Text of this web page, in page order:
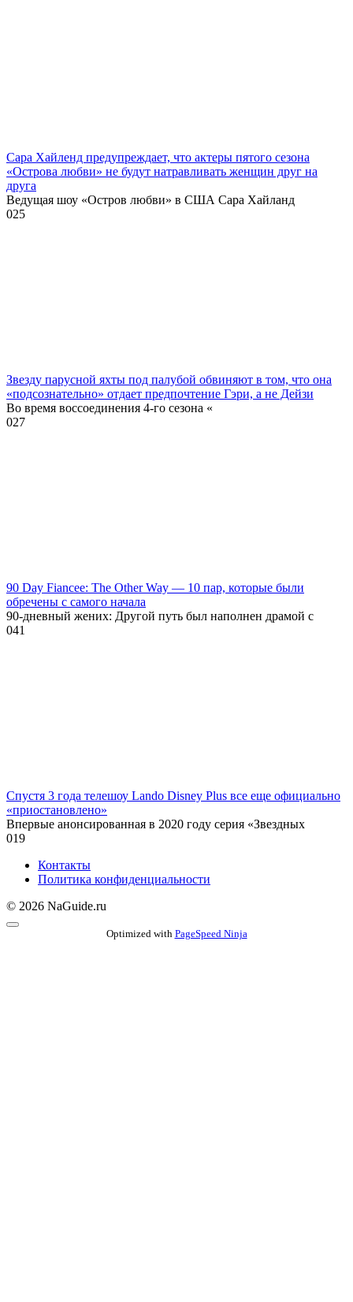
Сара Хайленд предупреждает, что актеры пятого сезона
«Острова любви» не будут натравливать женщин друг на
друга
Ведущая шоу «Остров любви» в США Сара Хайланд
025
Звезду парусной яхты под палубой обвиняют в том, что она
«подсознательно» отдает предпочтение Гэри, а не Дейзи
Во время воссоединения 4-го сезона «
027
90 Day Fiancee: The Other Way — 10 пар, которые были
обречены с самого начала
90-дневный жених: Другой путь был наполнен драмой с
041
Спустя 3 года телешоу Lando Disney Plus все еще официально
«приостановлено»
Впервые анонсированная в 2020 году серия «Звездных
019
Контакты
Политика конфиденциальности
© 2026 NaGuide.ru
Optimized with PageSpeed Ninja